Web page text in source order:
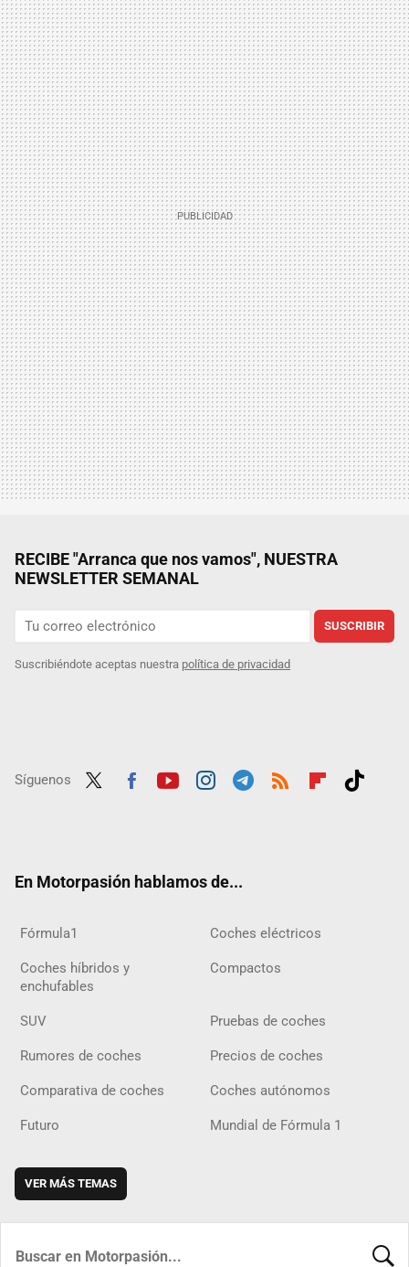
RECIBE "Arranca que nos vamos", NUESTRA
NEWSLETTER SEMANAL
SUSCRIBIR
Suscribiéndote aceptas nuestra política de privacidad
Síguenos
En Motorpasión hablamos de...
Fórmula1 Coches eléctricos
Coches híbridos y
enchufables
Compactos
SUV Pruebas de coches
Rumores de coches Precios de coches
Comparativa de coches Coches autónomos
Futuro Mundial de Fórmula 1
VER MÁS TEMAS